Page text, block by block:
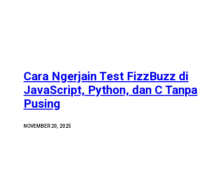
Cara Ngerjain Test FizzBuzz di
JavaScript, Python, dan C Tanpa
Pusing
NOVEMBER 20, 2025